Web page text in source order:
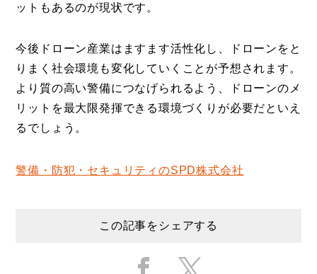
ットもあるのが現状です。
今後ドローン産業はますます活性化し、ドローンをと
りまく社会環境も変化していくことが予想されます。
より質の高い警備につなげられるよう、ドローンのメ
リットを最大限発揮できる環境づくりが必要だといえ
るでしょう。
警備・防犯・セキュリティのSPD株式会社
この記事をシェアする